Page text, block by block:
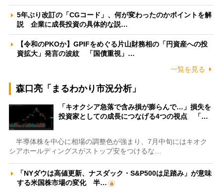
5年ぶり改訂の「CGコード」、何が変わったのかポイントを解
説 企業に成長投資の具体的な説…
【令和のPKOか】GPIFをめぐる片山財務相の「円資産への投
資拡大」発言の波紋 「国債重視」…
一覧を見る
森口亮「まるわかり市況分析」
「キオクシア急落で含み損が膨らんで…」損失を
投資家としての成長につなげる4つの視点 「…
半導体株を中心に相場の調整色が強まり、7月中旬にはキオク
シアホールディングスがストップ安をつけるな…
「NYダウは高値更新、ナスダック・S&P500は足踏み」が意味
する米国株市場の変化 半…